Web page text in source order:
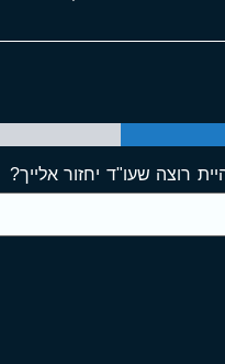
רוצה שעו"ד יחזור אלייך?